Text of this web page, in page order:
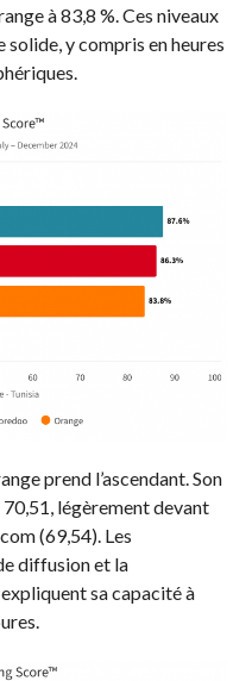
à 83,8 %. Ces niveaux
y compris en heures
prend l’ascendant. Son
légèrement devant
(69,54). Les
diffusion et la
sa capacité à